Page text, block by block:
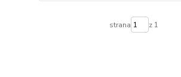
strana z 1